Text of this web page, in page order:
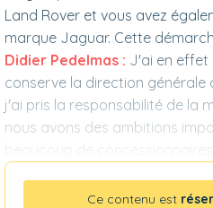
Land Rover et vous avez
marque Jaguar. Cette
Didier Pedelmas : J'ai en effet
conserve la direction générale
j'ai pris la responsabilité de la
nous avons des ambitions
Ce contenu est